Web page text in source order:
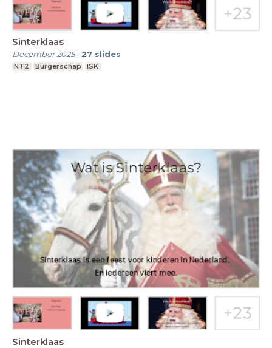
Sinterklaas
December 2025- 27 slides
NT2 Burgerschap ISK
Sinterklaas